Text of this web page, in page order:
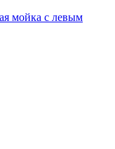
мойка с левым